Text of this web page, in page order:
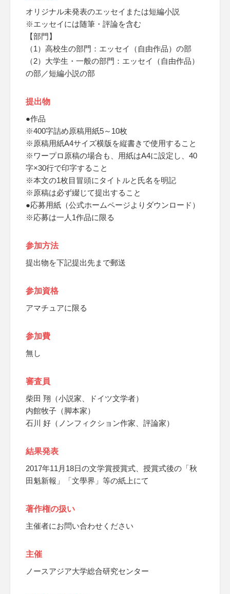
オリジナル未発表のエッセイまたは短編小説
※エッセイには随筆・評論を含む
【部門】
（1）高校生の部門：エッセイ（自由作品）の部
（2）大学生・一般の部門：エッセイ（自由作品）
の部／短編小説の部
提出物
●作品
※400字詰め原稿用紙5～10枚
※原稿用紙A4サイズ横版を縦書きで使用すること
※ワープロ原稿の場合も、用紙はA4に設定し、40
字×30行で印字すること
※本文の1枚目冒頭にタイトルと氏名を明記
※原稿は必ず綴じて提出すること
●応募用紙（公式ホームページよりダウンロード）
※応募は一人1作品に限る
参加方法
提出物を下記提出先まで郵送
参加資格
アマチュアに限る
参加費
無し
審査員
柴田 翔（小説家、ドイツ文学者）
内館牧子（脚本家）
石川 好（ノンフィクション作家、評論家）
結果発表
2017年11月18日の文学賞授賞式、授賞式後の「秋
田魁新報」「文學界」等の紙上にて
著作権の扱い
主催者にお問い合わせください
主催
ノースアジア大学総合研究センター